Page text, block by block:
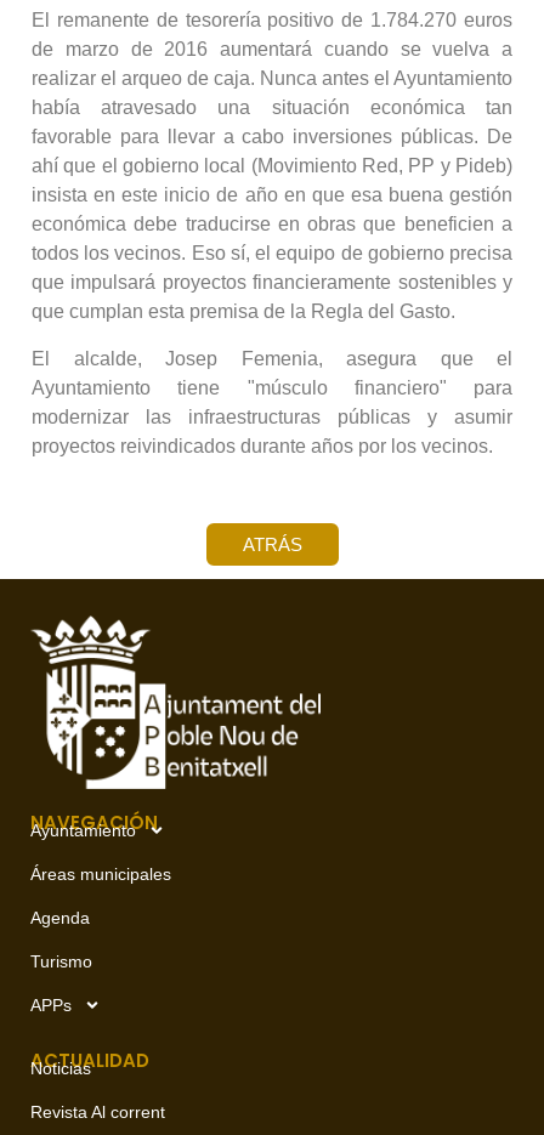
El remanente de tesorería positivo de 1.784.270 euros
de marzo de 2016 aumentará cuando se vuelva a
realizar el arqueo de caja. Nunca antes el Ayuntamiento
había atravesado una situación económica tan
favorable para llevar a cabo inversiones públicas. De
ahí que el gobierno local (Movimiento Red, PP y Pideb)
insista en este inicio de año en que esa buena gestión
económica debe traducirse en obras que beneficien a
todos los vecinos. Eso sí, el equipo de gobierno precisa
que impulsará proyectos financieramente sostenibles y
que cumplan esta premisa de la Regla del Gasto.
El alcalde, Josep Femenia, asegura que el
Ayuntamiento tiene "músculo financiero" para
modernizar las infraestructuras públicas y asumir
proyectos reivindicados durante años por los vecinos.
ATRÁS
NAVEGACIÓN
Ayuntamiento
Áreas municipales
Agenda
Turismo
APPs
ACTUALIDAD
Noticias
Revista Al corrent